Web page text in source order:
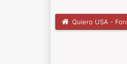
Quiero USA -